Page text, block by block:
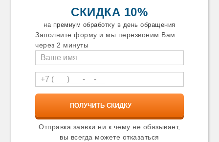
Камышлов
Канаш
Карабаново
Карабаш
Касимов
Качканар
Кимры
Кинель
Кинешма
Киржач
Кириши
СКИДКА 10%
на премиум обработку в день обращения
Заполните форму и мы перезвоним Вам
через 2 минуты
Отправка заявки ни к чему не обязывает,
вы всегда можете отказаться